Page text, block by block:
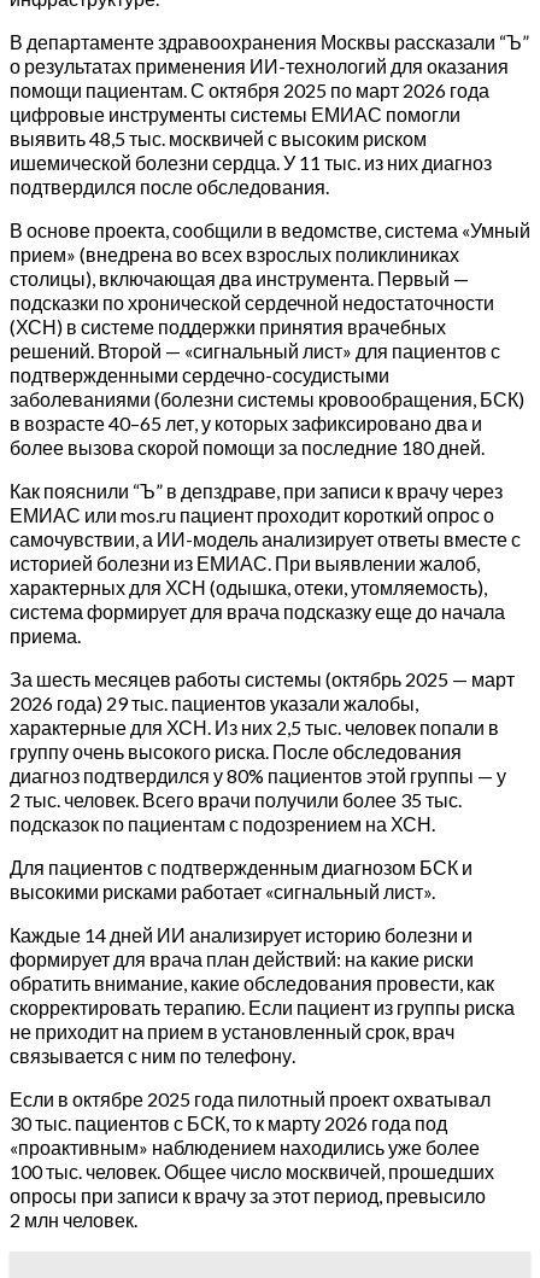
В департаменте здравоохранения Москвы рассказали “Ъ”
о результатах применения ИИ-технологий для оказания
помощи пациентам. С октября 2025 по март 2026 года
цифровые инструменты системы ЕМИАС помогли
выявить 48,5 тыс. москвичей с высоким риском
ишемической болезни сердца. У 11 тыс. из них диагноз
подтвердился после обследования.
В основе проекта, сообщили в ведомстве, система «Умный
прием» (внедрена во всех взрослых поликлиниках
столицы), включающая два инструмента. Первый —
подсказки по хронической сердечной недостаточности
(ХСН) в системе поддержки принятия врачебных
решений. Второй — «сигнальный лист» для пациентов с
подтвержденными сердечно-сосудистыми
заболеваниями (болезни системы кровообращения, БСК)
в возрасте 40–65 лет, у которых зафиксировано два и
более вызова скорой помощи за последние 180 дней.
Как пояснили “Ъ” в депздраве, при записи к врачу через
ЕМИАС или mos.ru пациент проходит короткий опрос о
самочувствии, а ИИ-модель анализирует ответы вместе с
историей болезни из ЕМИАС. При выявлении жалоб,
характерных для ХСН (одышка, отеки, утомляемость),
система формирует для врача подсказку еще до начала
приема.
За шесть месяцев работы системы (октябрь 2025 — март
2026 года) 29 тыс. пациентов указали жалобы,
характерные для ХСН. Из них 2,5 тыс. человек попали в
группу очень высокого риска. После обследования
диагноз подтвердился у 80% пациентов этой группы — у
2 тыс. человек. Всего врачи получили более 35 тыс.
подсказок по пациентам с подозрением на ХСН.
Для пациентов с подтвержденным диагнозом БСК и
высокими рисками работает «сигнальный лист».
Каждые 14 дней ИИ анализирует историю болезни и
формирует для врача план действий: на какие риски
обратить внимание, какие обследования провести, как
скорректировать терапию. Если пациент из группы риска
не приходит на прием в установленный срок, врач
связывается с ним по телефону.
Если в октябре 2025 года пилотный проект охватывал
30 тыс. пациентов с БСК, то к марту 2026 года под
«проактивным» наблюдением находились уже более
100 тыс. человек. Общее число москвичей, прошедших
опросы при записи к врачу за этот период, превысило
2 млн человек.